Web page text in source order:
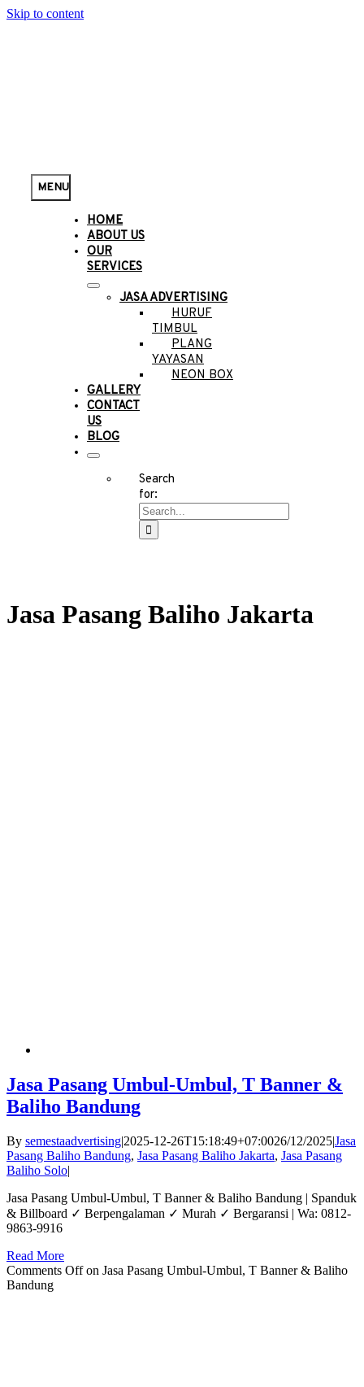
Skip to content
MENU
HOME
ABOUT US
OUR
SERVICES
JASA ADVERTISING
HURUF
TIMBUL
PLANG
YAYASAN
NEON BOX
GALLERY
CONTACT
US
BLOG
Search
for:
Jasa Pasang Baliho Jakarta
Jasa Pasang Umbul-Umbul, T Banner &
Baliho Bandung
By semestaadvertising|2025-12-26T15:18:49+07:0026/12/2025|Jasa
Pasang Baliho Bandung, Jasa Pasang Baliho Jakarta, Jasa Pasang
Baliho Solo|
Jasa Pasang Umbul-Umbul, T Banner & Baliho Bandung | Spanduk
& Billboard ✓ Berpengalaman ✓ Murah ✓ Bergaransi | Wa: 0812-
9863-9916
Read More
Comments Offon Jasa Pasang Umbul-Umbul, T Banner & Baliho
Bandung